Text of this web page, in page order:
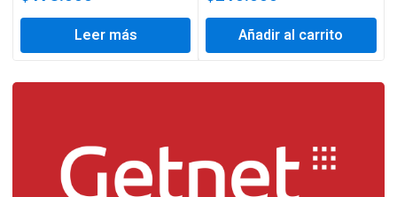
Leer más Añadir al carrito